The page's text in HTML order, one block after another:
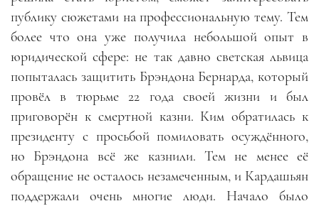
публику сюжетами на профессиональную тему. Тем
более что она уже получила небольшой опыт в
юридической сфере: не так давно светская львица
попыталась защитить Брэндона Бернарда, который
провёл в тюрьме 22 года своей жизни и был
приговорён к смертной казни. Ким обратилась к
президенту с просьбой помиловать осуждённого,
но Брэндона всё же казнили. Тем не менее её
обращение не осталось незамеченным, и Кардашьян
поддержали очень многие люди. Начало было